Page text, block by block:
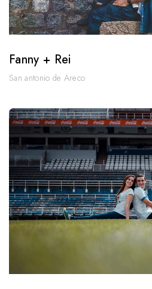
Fanny + Rei
San antonio de Areco